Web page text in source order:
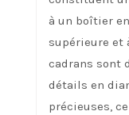
à un boîtier
supérieure et
cadrans sont
détails en
précieuses,